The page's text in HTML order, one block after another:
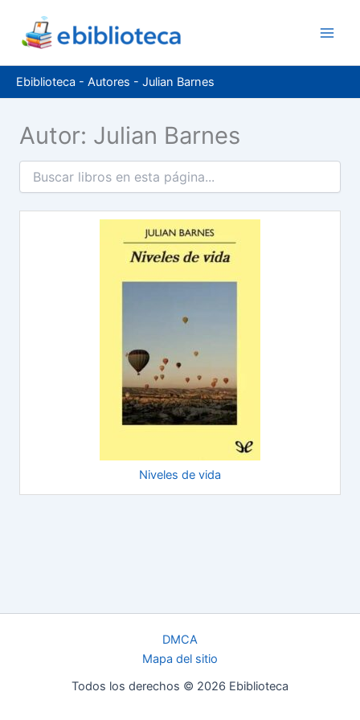
contenido
Ebiblioteca - Autores - Julian Barnes
Autor: Julian Barnes
Niveles de vida
DMCA
Mapa del sitio
Todos los derechos © 2026 Ebiblioteca